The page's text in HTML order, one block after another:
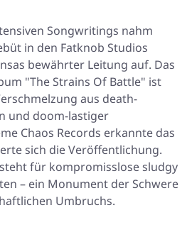
Songwritings nahm
in den Fatknob Studios
bewährter Leitung auf. Das
"The Strains Of Battle" ist
aus death-
und doom-lastiger
Chaos Records erkannte das
sich die Veröffentlichung.
für kompromisslose sludgy
– ein Monument der Schwere
Umbruchs.